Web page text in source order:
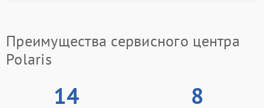
Преимущества сервисного центра
Polaris
14 8